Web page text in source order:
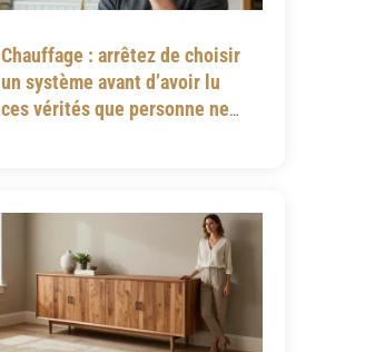
Chauffage : arrêtez de choisir
un système avant d’avoir lu
ces vérités que personne ne